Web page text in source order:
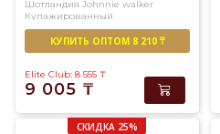
течение
часов.
Шотландия Johnnie walker
Купажированный
КУПИТЬ ОПТОМ 8 210 ₸
Elite Club: 8 555 ₸
9 005 ₸
СКИДКА 25%